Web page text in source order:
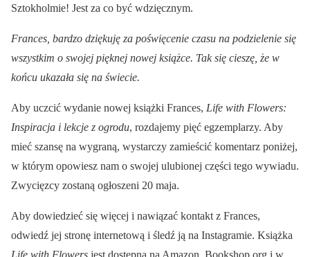
Sztokholmie! Jest za co być wdzięcznym.
Frances, bardzo dziękuję za poświęcenie czasu na podzielenie się
wszystkim o swojej pięknej nowej książce. Tak się cieszę, że w
końcu ukazała się na świecie.
Aby uczcić wydanie nowej książki Frances, Life with Flowers:
Inspiracja i lekcje z ogrodu, rozdajemy pięć egzemplarzy. Aby
mieć szansę na wygraną, wystarczy zamieścić komentarz poniżej,
w którym opowiesz nam o swojej ulubionej części tego wywiadu.
Zwycięzcy zostaną ogłoszeni 20 maja.
Aby dowiedzieć się więcej i nawiązać kontakt z Frances,
odwiedź jej stronę internetową i śledź ją na Instagramie. Książka
Life with Flowers jest dostępna na Amazon, Bookshop.org i w